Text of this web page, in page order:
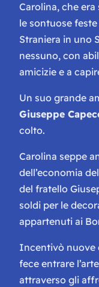
Carolina, che
le sontuose
Straniera in uno
nessuno, con
amicizie e a
Un suo grande
Giuseppe
colto.
Carolina seppe
dell’economia
del fratello
soldi per le
appartenuti ai
Incentivò nuove
fece entrare
attraverso gli